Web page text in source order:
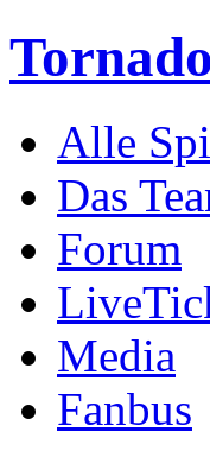
Alle
Das
Forum
Media
Fanbus